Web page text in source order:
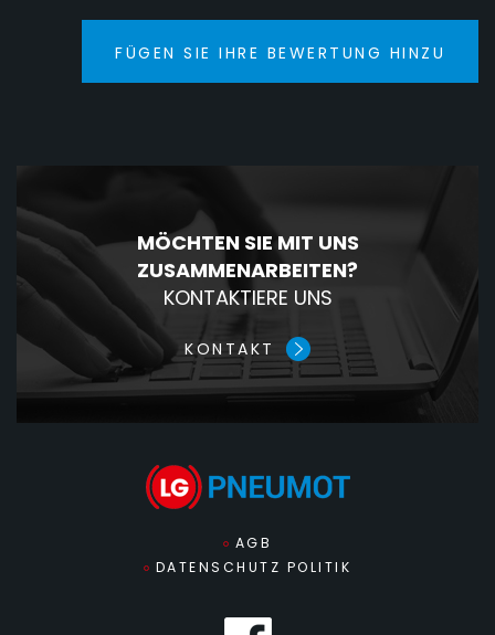
FÜGEN SIE IHRE BEWERTUNG HINZU
MÖCHTEN SIE MIT UNS
ZUSAMMENARBEITEN?
KONTAKTIERE UNS
KONTAKT
AGB
DATENSCHUTZ POLITIK